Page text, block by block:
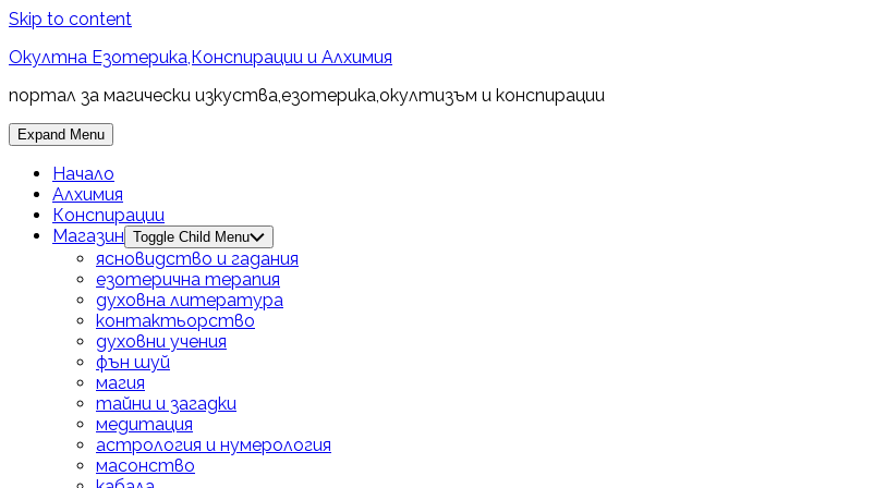
Skip to content
Окултна Езотерика,Конспирации и Алхимия
портал за магически изкуства,езотерика,окултизъм и конспирации
Expand Menu
Начало
Алхимия
Конспирации
Магазин Toggle Child Menu
ясновидство и гадания
езотерична терапия
духовна литература
контактьорство
духовни учения
фън шуй
магия
тайни и загадки
медитация
астрология и нумерология
масонство